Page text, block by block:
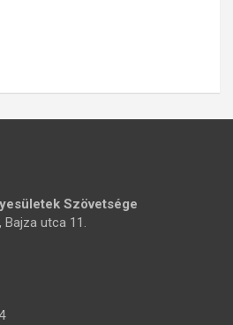
Szövetsége
Bajza utca 11.